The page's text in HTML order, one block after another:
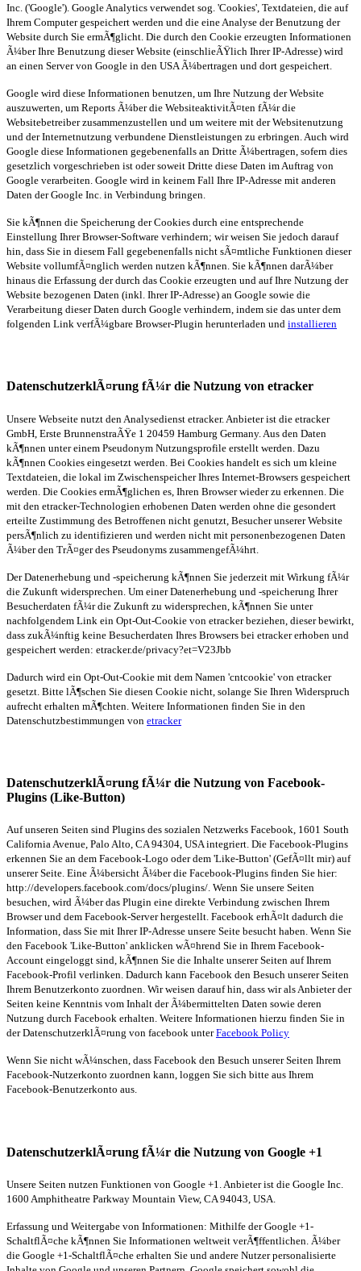
Inc. ('Google'). Google Analytics verwendet sog. 'Cookies', Textdateien, die auf
Ihrem Computer gespeichert werden und die eine Analyse der Benutzung der
Website durch Sie ermÃ¶glicht. Die durch den Cookie erzeugten Informationen
Ã¼ber Ihre Benutzung dieser Website (einschlieÃŸlich Ihrer IP-Adresse) wird
an einen Server von Google in den USA Ã¼bertragen und dort gespeichert.
Google wird diese Informationen benutzen, um Ihre Nutzung der Website
auszuwerten, um Reports Ã¼ber die WebsiteaktivitÃ¤ten fÃ¼r die
Websitebetreiber zusammenzustellen und um weitere mit der Websitenutzung
und der Internetnutzung verbundene Dienstleistungen zu erbringen. Auch wird
Google diese Informationen gegebenenfalls an Dritte Ã¼bertragen, sofern dies
gesetzlich vorgeschrieben ist oder soweit Dritte diese Daten im Auftrag von
Google verarbeiten. Google wird in keinem Fall Ihre IP-Adresse mit anderen
Daten der Google Inc. in Verbindung bringen.
Sie kÃ¶nnen die Speicherung der Cookies durch eine entsprechende
Einstellung Ihrer Browser-Software verhindern; wir weisen Sie jedoch darauf
hin, dass Sie in diesem Fall gegebenenfalls nicht sÃ¤mtliche Funktionen dieser
Website vollumfÃ¤nglich werden nutzen kÃ¶nnen. Sie kÃ¶nnen darÃ¼ber
hinaus die Erfassung der durch das Cookie erzeugten und auf Ihre Nutzung der
Website bezogenen Daten (inkl. Ihrer IP-Adresse) an Google sowie die
Verarbeitung dieser Daten durch Google verhindern, indem sie das unter dem
folgenden Link verfÃ¼gbare Browser-Plugin herunterladen und installieren
DatenschutzerklÃ¤rung fÃ¼r die Nutzung von etracker
Unsere Webseite nutzt den Analysedienst etracker. Anbieter ist die etracker
GmbH, Erste BrunnenstraÃŸe 1 20459 Hamburg Germany. Aus den Daten
kÃ¶nnen unter einem Pseudonym Nutzungsprofile erstellt werden. Dazu
kÃ¶nnen Cookies eingesetzt werden. Bei Cookies handelt es sich um kleine
Textdateien, die lokal im Zwischenspeicher Ihres Internet-Browsers gespeichert
werden. Die Cookies ermÃ¶glichen es, Ihren Browser wieder zu erkennen. Die
mit den etracker-Technologien erhobenen Daten werden ohne die gesondert
erteilte Zustimmung des Betroffenen nicht genutzt, Besucher unserer Website
persÃ¶nlich zu identifizieren und werden nicht mit personenbezogenen Daten
Ã¼ber den TrÃ¤ger des Pseudonyms zusammengefÃ¼hrt.
Der Datenerhebung und -speicherung kÃ¶nnen Sie jederzeit mit Wirkung fÃ¼r
die Zukunft widersprechen. Um einer Datenerhebung und -speicherung Ihrer
Besucherdaten fÃ¼r die Zukunft zu widersprechen, kÃ¶nnen Sie unter
nachfolgendem Link ein Opt-Out-Cookie von etracker beziehen, dieser bewirkt,
dass zukÃ¼nftig keine Besucherdaten Ihres Browsers bei etracker erhoben und
gespeichert werden: etracker.de/privacy?et=V23Jbb
Dadurch wird ein Opt-Out-Cookie mit dem Namen 'cntcookie' von etracker
gesetzt. Bitte lÃ¶schen Sie diesen Cookie nicht, solange Sie Ihren Widerspruch
aufrecht erhalten mÃ¶chten. Weitere Informationen finden Sie in den
Datenschutzbestimmungen von etracker
DatenschutzerklÃ¤rung fÃ¼r die Nutzung von Facebook-
Plugins (Like-Button)
Auf unseren Seiten sind Plugins des sozialen Netzwerks Facebook, 1601 South
California Avenue, Palo Alto, CA 94304, USA integriert. Die Facebook-Plugins
erkennen Sie an dem Facebook-Logo oder dem 'Like-Button' (GefÃ¤llt mir) auf
unserer Seite. Eine Ã¼bersicht Ã¼ber die Facebook-Plugins finden Sie hier:
http://developers.facebook.com/docs/plugins/. Wenn Sie unsere Seiten
besuchen, wird Ã¼ber das Plugin eine direkte Verbindung zwischen Ihrem
Browser und dem Facebook-Server hergestellt. Facebook erhÃ¤lt dadurch die
Information, dass Sie mit Ihrer IP-Adresse unsere Seite besucht haben. Wenn Sie
den Facebook 'Like-Button' anklicken wÃ¤hrend Sie in Ihrem Facebook-
Account eingeloggt sind, kÃ¶nnen Sie die Inhalte unserer Seiten auf Ihrem
Facebook-Profil verlinken. Dadurch kann Facebook den Besuch unserer Seiten
Ihrem Benutzerkonto zuordnen. Wir weisen darauf hin, dass wir als Anbieter der
Seiten keine Kenntnis vom Inhalt der Ã¼bermittelten Daten sowie deren
Nutzung durch Facebook erhalten. Weitere Informationen hierzu finden Sie in
der DatenschutzerklÃ¤rung von facebook unterFacebook Policy
Wenn Sie nicht wÃ¼nschen, dass Facebook den Besuch unserer Seiten Ihrem
Facebook-Nutzerkonto zuordnen kann, loggen Sie sich bitte aus Ihrem
Facebook-Benutzerkonto aus.
DatenschutzerklÃ¤rung fÃ¼r die Nutzung von Google +1
Unsere Seiten nutzen Funktionen von Google +1. Anbieter ist die Google Inc.
1600 Amphitheatre Parkway Mountain View, CA 94043, USA.
Erfassung und Weitergabe von Informationen: Mithilfe der Google +1-
SchaltflÃ¤che kÃ¶nnen Sie Informationen weltweit verÃ¶ffentlichen. Ã¼ber
die Google +1-SchaltflÃ¤che erhalten Sie und andere Nutzer personalisierte